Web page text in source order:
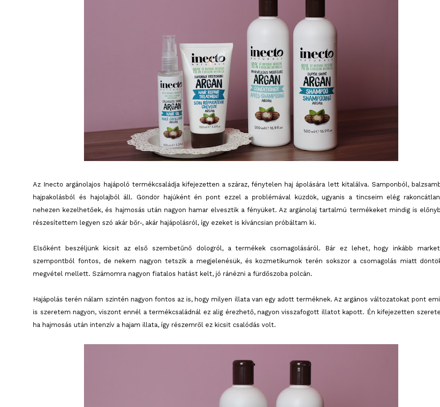
Az Inecto argánolajos hajápoló termékcsaládja kifejezetten a száraz, fénytelen haj ápolására lett kitalálva. Samponból,
hajpakolásból és hajolajból áll. Göndör hajúként én pont ezzel a problémával küzdök, ugyanis a tincseim elég
nehezen kezelhetőek, és hajmosás után nagyon hamar elvesztik a fényüket. Az argánolaj tartalmú termékeket mindig is
részesítettem legyen szó akár bőr-, akár hajápolásról, így ezeket is kíváncsian próbáltam ki.
Elsőként beszéljünk kicsit az első szembetűnő dologról, a termékek csomagolásáról. Bár ez lehet, hogy inkább
szempontból fontos, de nekem nagyon tetszik a megjelenésük, és kozmetikumok terén sokszor a csomagolás miatt
megvétel mellett. Számomra nagyon fiatalos hatást kelt, jó ránézni a fürdőszoba polcán.
Hajápolás terén nálam szintén nagyon fontos az is, hogy milyen illata van egy adott terméknek. Az argános változatokat pont
is szeretem nagyon, viszont ennél a termékcsaládnál ez alig érezhető, nagyon visszafogott illatot kapott. Én kifejezetten
ha hajmosás után intenzív a hajam illata, így részemről ez kicsit csalódás volt.